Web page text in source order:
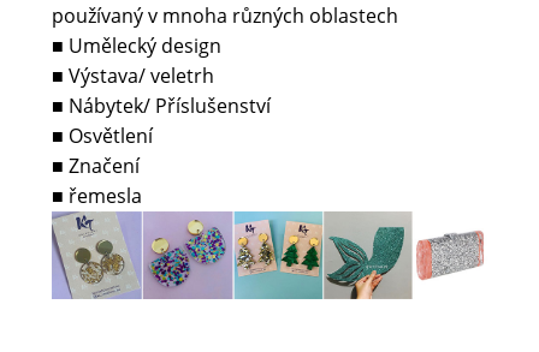
používaný v mnoha různých oblastech
■ Umělecký design
■ Výstava/ veletrh
■ Nábytek/ Příslušenství
■ Osvětlení
■ Značení
■ řemesla